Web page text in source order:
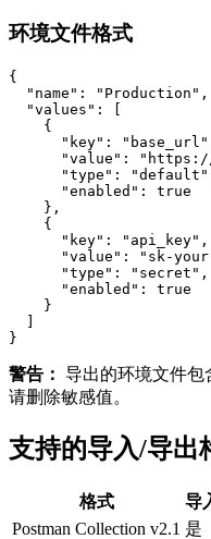
环境文件格式
{
  "name": "Production",
  "values": [
    {
"key":
"value":
"type":
      "enabled": true
    },
    {
      "key": "api_key",
"value": "sk-
      "type": "secret",
      "enabled": true
    }
警告： 导出的环境文件包
请删除敏感值。
支持的导入/导出
格式 导
Postman Collection v2.1 是